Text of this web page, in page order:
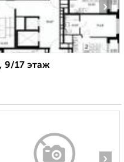
›
9/17 этаж
›